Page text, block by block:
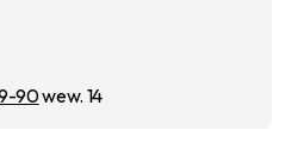
90wew. 14